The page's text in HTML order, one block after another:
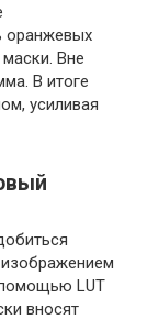
оранжевых
Вне
В итоге
усиливая
помощью LUT
вносят